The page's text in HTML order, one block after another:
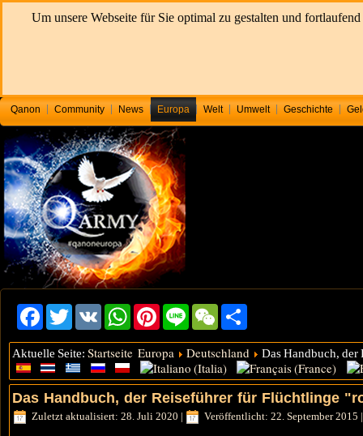
Um unsere Webseite für Sie optimal zu gestalten und
Qanon Community News Europa Welt Umwelt Geschichte
FacebookTwitterVK WhatsAppPinterest
Line WeChat
Aktuelle Seite: Startseite Europa Deutschland Das Handbuch,
Das Handbuch, der Reiseführer für Flüchtlinge
Zuletzt aktualisiert: 28. Juli 2020 | Veröffentlicht: 22. September 2015